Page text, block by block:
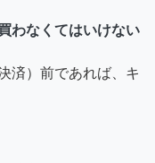
わなくてはいけない
済）前であれば、キ